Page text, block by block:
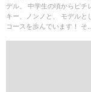
デル。 中学生の頃からピチ
キー、ノンノと、 モデルと
コースを歩んでいます！ そ...